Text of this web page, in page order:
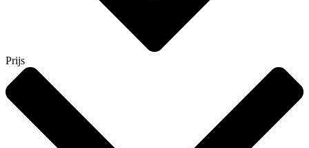
Prijs